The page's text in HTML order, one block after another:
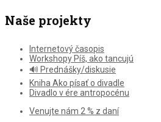
Naše projekty
Internetový časopis
Workshopy Píš, ako tancujú
🔊 Prednášky/diskusie
Kniha Ako písať o divadle
Divadlo v ére antropocénu
Venujte nám 2 % z daní